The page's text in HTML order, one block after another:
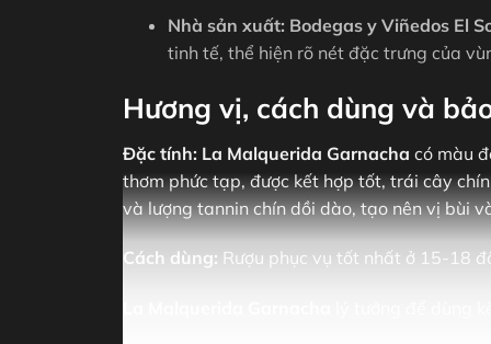
Nhà sản xuất: Bodegas y Viñedos El
tinh tế, thể hiện rõ nét đặc trưng của
Hương vị, cách dùng và
Đặc tính: La Malquerida Garnacha có màu
thơm phức tạp, được kết hợp tốt, trái cây
và lượng tannin chín dồi dào, tạo nên vị bùi
Cách dùng: Rượu phục vụ tốt nhất ở 15-18
lý tưởng để dùng